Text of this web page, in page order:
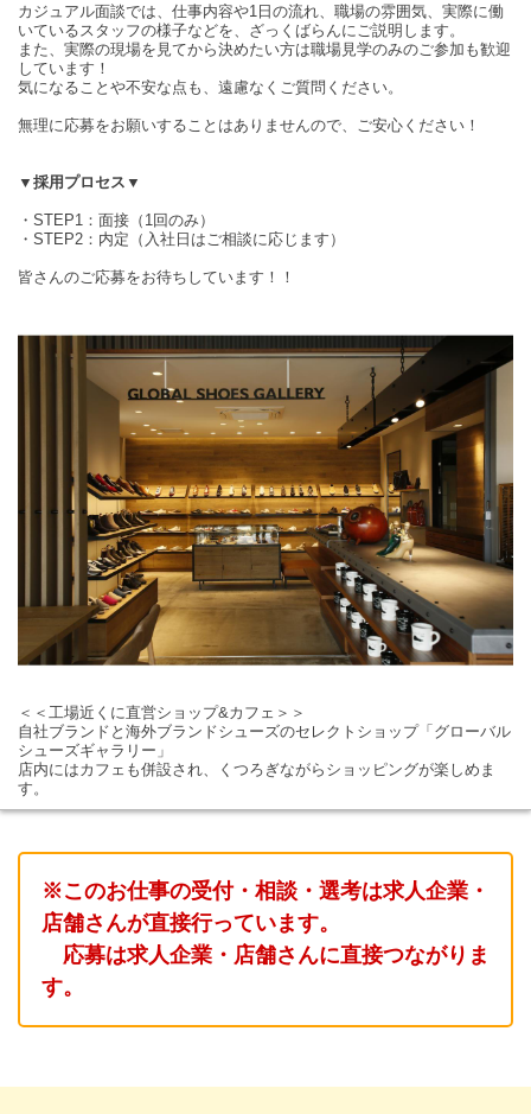
カジュアル面談では、仕事内容や1日の流れ、職場の雰囲気、実際に働
いているスタッフの様子などを、ざっくばらんにご説明します。
また、実際の現場を見てから決めたい方は職場見学のみのご参加も歓迎
しています！
気になることや不安な点も、遠慮なくご質問ください。
無理に応募をお願いすることはありませんので、ご安心ください！
▼採用プロセス▼
・STEP1：面接（1回のみ）
・STEP2：内定（入社日はご相談に応じます）
皆さんのご応募をお待ちしています！！
＜＜工場近くに直営ショップ&カフェ＞＞
自社ブランドと海外ブランドシューズのセレクトショップ「グローバル
シューズギャラリー」
店内にはカフェも併設され、くつろぎながらショッピングが楽しめま
す。
※このお仕事の受付・相談・選考は求人企業・
店舗さんが直接行っています。
応募は求人企業・店舗さんに直接つながりま
す。